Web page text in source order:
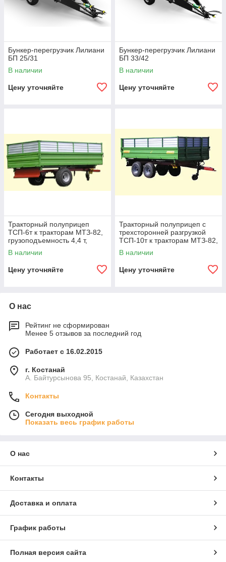
Бункер-перегрузчик Лилиани
БП 25/31
В наличии
Цену уточняйте
Бункер-перегрузчик Лилиани
БП 33/42
В наличии
Цену уточняйте
Тракторный полуприцеп
ТСП-6т к тракторам МТЗ-82,
грузоподъемность 4,4 т,
объем 5 м3
В наличии
Цену уточняйте
Тракторный полуприцеп с
трехсторонней разгрузкой
ТСП-10т к тракторам МТЗ-82,
грузоподъемность 8 т, объем
5-16
В наличии
Цену уточняйте
О нас
Рейтинг не сформирован
Менее 5 отзывов за последний год
Работает с 16.02.2015
г. Костанай
А. Байтурсынова 95, Костанай, Казахстан
Контакты
Сегодня выходной
Показать весь график работы
О нас
Контакты
Доставка и оплата
График работы
Полная версия сайта